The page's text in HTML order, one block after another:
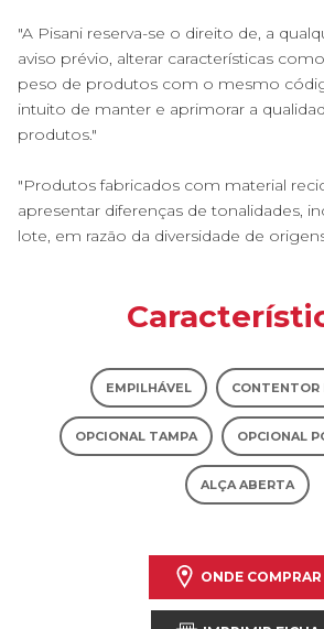
"A Pisani reserva-se o direito de, a
aviso prévio, alterar características
peso de produtos com o mesmo
intuito de manter e aprimorar a
produtos."
"Produtos fabricados com material
apresentar diferenças de tonalidades,
lote, em razão da diversidade de
EMPILHÁVEL CONTENTOR
OPCIONAL TAMPA OPCIONAL
ALÇA ABERTA
ONDE COMPRAR